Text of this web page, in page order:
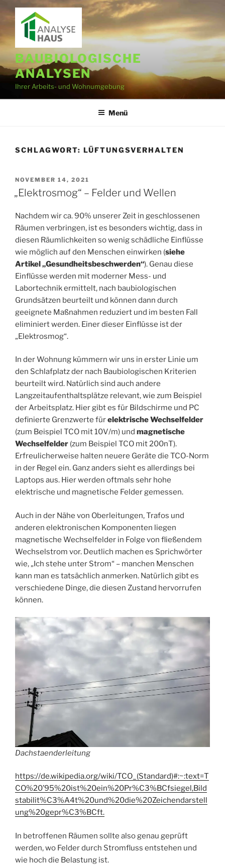
Zum
Inhalt
springen
BAUBIOLOGISCHE
ANALYSEN
Ihrer Arbeits- und Wohnumgebung
Menü
SCHLAGWORT: LÜFTUNGSVERHALTEN
VERÖFFENTLICHT
AM
NOVEMBER 14, 2021
„Elektrosmog“ – Felder und Wellen
Nachdem wir ca. 90% unserer Zeit in geschlossenen
Räumen verbringen, ist es besonders wichtig, dass in
diesen Räumlichkeiten so wenig schädliche Einflüsse
wie möglich auf den Menschen einwirken (siehe
Artikel „Gesundheitsbeschwerden“). Genau diese
Einflüsse werden mit moderner Mess- und
Labortechnik ermittelt, nach baubiologischen
Grundsätzen beurteilt und können dann durch
geeignete Maßnahmen reduziert und im besten Fall
eliminiert werden. Einer dieser Einflüsse ist der
„Elektrosmog“.
In der Wohnung kümmern wir uns in erster Linie um
den Schlafplatz der nach Baubiologischen Kriterien
beurteilt wird. Natürlich sind auch andere
Langzeitaufenthaltsplätze relevant, wie zum Beispiel
der Arbeitsplatz. Hier gibt es für Bildschirme und PC
definierte Grenzwerte fürelektrische Wechselfelder
(zum Beispiel TCO mit 10V/m) und magnetische
Wechselfelder (zum Beispiel TCO mit 200nT).
Erfreulicherweise halten neuere Geräte die TCO-Norm
in der Regel ein. Ganz anders sieht es allerdings bei
Laptops aus. Hier werden oftmals sehr hohe
elektrische und magnetische Felder gemessen.
Auch in der Nähe von Oberleitungen, Trafos und
anderen elektronischen Komponenten liegen
magnetische Wechselfelder in Folge von fließendem
Wechselstrom vor. Deutlich machen es Sprichwörter
wie, „Ich stehe unter Strom“ – manchen Menschen
kann man es tatsächlich anmerken. Natürlich gibt es
verschiedene Dinge, die diesen Zustand hervorrufen
können.
Dachstaenderleitung
https://de.wikipedia.org/wiki/TCO_(Standard)#:~:text=T
CO%20’95%20ist%20ein%20Pr%C3%BCfsiegel,Bild
stabilit%C3%A4t%20und%20die%20Zeichendarstell
ung%20gepr%C3% BCft.
In betroffenen Räumen sollte also genau geprüft
werden, wo Felder durch Stromfluss entstehen und
wie hoch die Belastung ist.